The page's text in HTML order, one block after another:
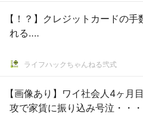
【！？】クレジットカードの手
れる‥‥
ライフハックちゃんねる弐式
【画像あり】ワイ社会人4ヶ月
攻で家賃に振り込み号泣・・・